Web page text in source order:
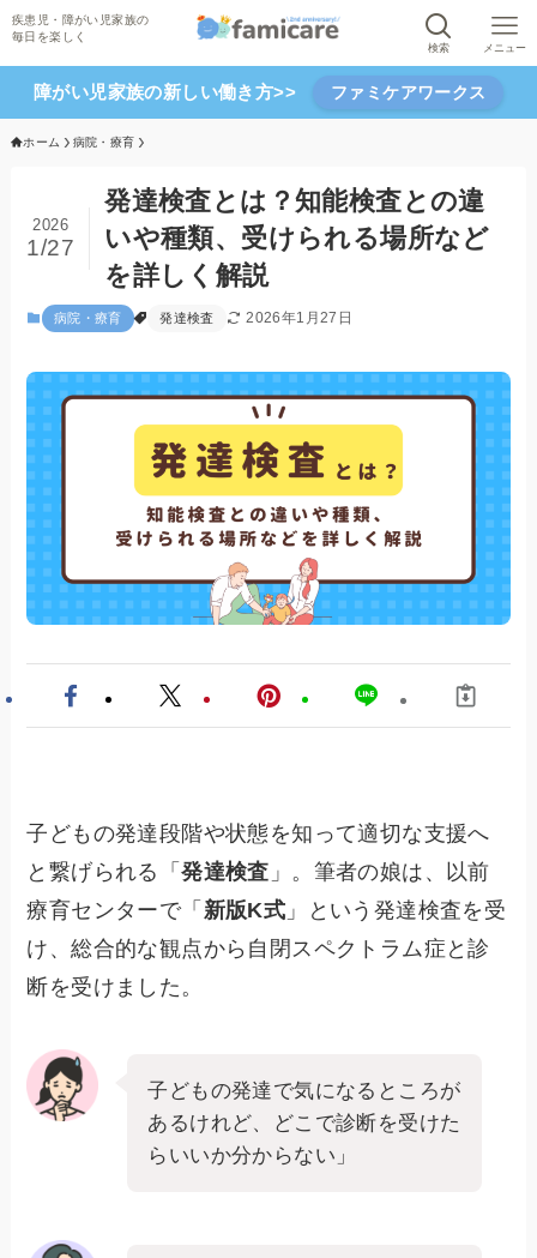
検索 メニュー
障がい児家族の新しい働き方>> ファミケアワークス
ホーム 病院・療育
発達検査とは？知能検査との違
いや種類、受けられる場所など
を詳しく解説
2026
1/27
病院・療育 発達検査 2026年1月27日
子どもの発達段階や状態を知って適切な支援へ
と繋げられる「発達検査 」。筆者の娘は、以前
療育センターで「 新版K式 」という発達検査を受
け、総合的な観点から自閉スペクトラム症と診
断を受けました。
子どもの発達で気になるところが
あるけれど、どこで診断を受けた
らいいか分からない」